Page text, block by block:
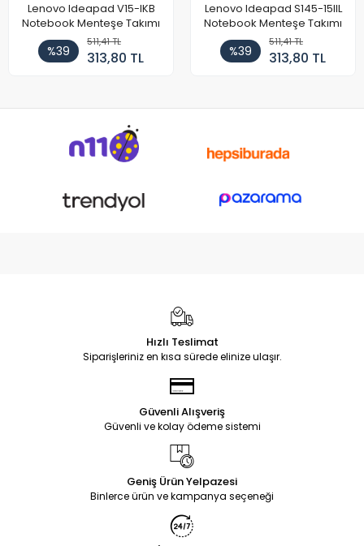
Lenovo Ideapad V15-IKB
Notebook Menteşe Takımı
%39
511,41 TL
313,80 TL
Lenovo Ideapad S145-15IIL
Notebook Menteşe Takımı
%39
511,41 TL
313,80 TL
Hızlı Teslimat
Siparişleriniz en kısa sürede elinize ulaşır.
Güvenli Alışveriş
Güvenli ve kolay ödeme sistemi
Geniş Ürün Yelpazesi
Binlerce ürün ve kampanya seçeneği